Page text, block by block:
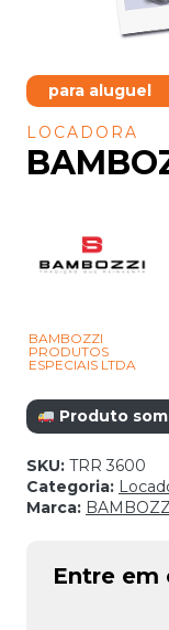
para aluguel
LOCADORA
BAMBOZZI
PRODUTOS
ESPECIAIS LTDA
Produto
SKU: TRR 3600
Categoria:
Marca:
Entre em